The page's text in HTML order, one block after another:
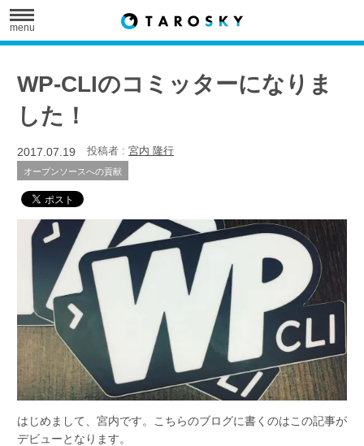
menu
WP-CLIのコミッターになりま
した！
2017.07.19 投稿者 : 宮内 隆行
オープンソースへの貢献
はじめまして、宮内です。こちらのブログに書くのはこの記事が
デビューとなります。